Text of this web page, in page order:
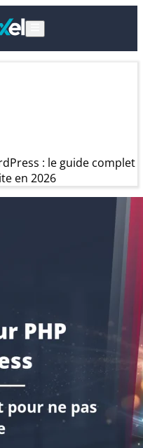
: le guide complet
en 2026